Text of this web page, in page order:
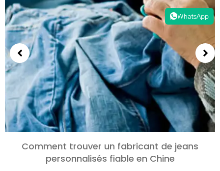
Comment trouver un fabricant de jeans
personnalisés fiable en Chine
WhatsApp